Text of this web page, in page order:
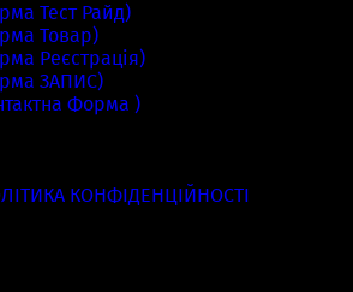
Тест Райд)
Товар)
Реєстрація)
ЗАПИС)
Форма )
КОНФІДЕНЦІЙНОСТІ